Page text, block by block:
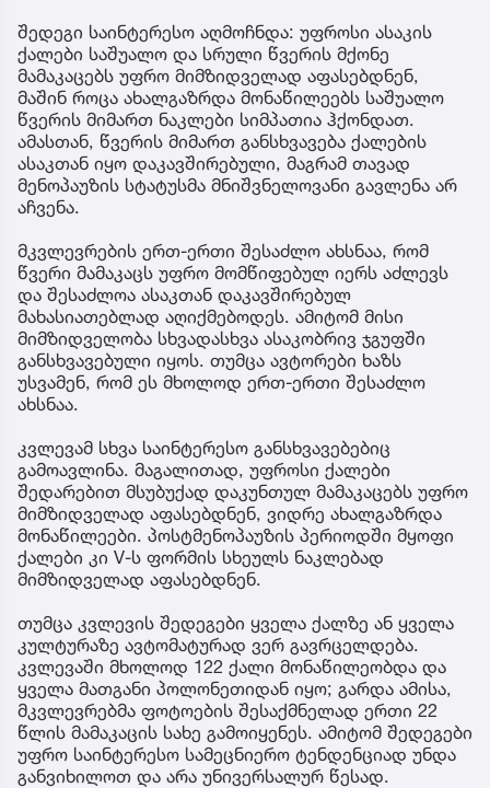
შედეგი საინტერესო აღმოჩნდა: უფროსი ასაკის
ქალები საშუალო და სრული წვერის მქონე
მამაკაცებს უფრო მიმზიდველად აფასებდნენ,
მაშინ როცა ახალგაზრდა მონაწილეებს საშუალო
წვერის მიმართ ნაკლები სიმპათია ჰქონდათ.
ამასთან, წვერის მიმართ განსხვავება ქალების
ასაკთან იყო დაკავშირებული, მაგრამ თავად
მენოპაუზის სტატუსმა მნიშვნელოვანი გავლენა არ
აჩვენა.
მკვლევრების ერთ-ერთი შესაძლო ახსნაა, რომ
წვერი მამაკაცს უფრო მომწიფებულ იერს აძლევს
და შესაძლოა ასაკთან დაკავშირებულ
მახასიათებლად აღიქმებოდეს. ამიტომ მისი
მიმზიდველობა სხვადასხვა ასაკობრივ ჯგუფში
განსხვავებული იყოს. თუმცა ავტორები ხაზს
უსვამენ, რომ ეს მხოლოდ ერთ-ერთი შესაძლო
ახსნაა.
კვლევამ სხვა საინტერესო განსხვავებებიც
გამოავლინა. მაგალითად, უფროსი ქალები
შედარებით მსუბუქად დაკუნთულ მამაკაცებს უფრო
მიმზიდველად აფასებდნენ, ვიდრე ახალგაზრდა
მონაწილეები. პოსტმენოპაუზის პერიოდში მყოფი
ქალები კი V-ს ფორმის სხეულს ნაკლებად
მიმზიდველად აფასებდნენ.
თუმცა კვლევის შედეგები ყველა ქალზე ან ყველა
კულტურაზე ავტომატურად ვერ გავრცელდება.
კვლევაში მხოლოდ 122 ქალი მონაწილეობდა და
ყველა მათგანი პოლონეთიდან იყო; გარდა ამისა,
მკვლევრებმა ფოტოების შესაქმნელად ერთი 22
წლის მამაკაცის სახე გამოიყენეს. ამიტომ შედეგები
უფრო საინტერესო სამეცნიერო ტენდენციად უნდა
განვიხილოთ და არა უნივერსალურ წესად.